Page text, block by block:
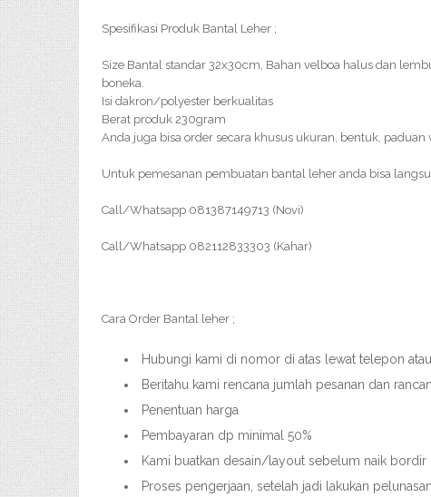
Spesifikasi Produk Bantal Leher ;
Size Bantal standar 32x30cm, Bahan velboa halus dan
boneka.
Isi dakron/polyester berkualitas
Berat produk 230gram
Anda juga bisa order secara khusus ukuran, bentuk,
Untuk pemesanan pembuatan bantal leher anda bisa
Call/Whatsapp 081387149713 (Novi)
Call/Whatsapp 082112833303 (Kahar)
Cara Order Bantal leher ;
Hubungi kami di nomor di atas lewat telepon
Beritahu kami rencana jumlah pesanan dan
Penentuan harga
Pembayaran dp minimal 50%
Kami buatkan desain/layout sebelum naik
Proses pengerjaan, setelah jadi lakukan